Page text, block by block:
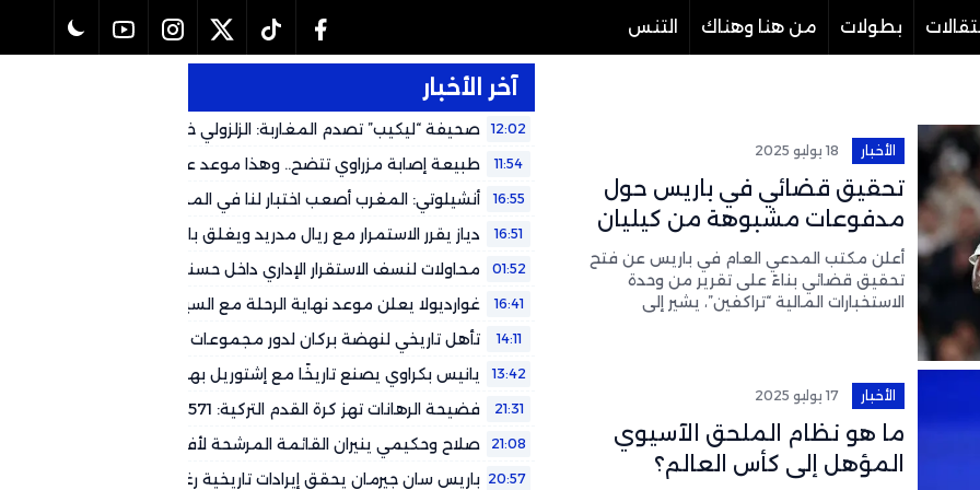
بطولات من هنا وهناك التنس
الأخبار 18 يوليو 2025
تحقيق قضائي في باريس حول
مدفوعات مشبوهة من كيليان
مبابي لضباط أمن
أعلن مكتب المدعي العام في باريس عن فتح
تحقيق قضائي بناءً على تقرير من وحدة
الاستخبارات المالية “تراكفين”، يشير إلى
الأخبار 17 يوليو 2025
ما هو نظام الملحق الآسيوي
المؤهل إلى كأس العالم؟
آخر الأخبار
12:02
صحيفة “ليكيب” تصدم المغاربة: الزلزولي خارج كأس العالم رسمياً
لهذا التوقيت
11:54 طبيعة إصابة مزراوي تتضح.. وهذا موعد عودته المتوقع لكأس العالم
16:55 أنشيلوتي: المغرب أصعب اختبار لنا في المجموعة وشباكه حصينة
16:51 دياز يقرر الاستمرار مع ريال مدريد ويغلق باب العودة إلى الكالتشيو
01:52
محاولات لنسف الاستقرار الإداري داخل حسنية أكادير.. جهات سياسية
وتستعمل بعض الجماهير لتصفية الحسابات
16:41 غوارديولا يعلن موعد نهاية الرحلة مع السيتي
14:11
تأهل تاريخي لنهضة بركان لدور مجموعات الأبطال الأفريقي على
طرابلس
13:42 يانيس بكراوي يصنع تاريخًا مع إشتوريل بهاتريك في شباك ريو آفي
21:31 فضيحة الرهانات تهز كرة القدم التركية: 571 حكماً تحت التحقيق
21:08 صلاح وحكيمي ينيران القائمة المرشحة لأفضل فريق في العالم
20:57 باريس سان جيرمان يحقق إيرادات تاريخية رغم التحديات المالية